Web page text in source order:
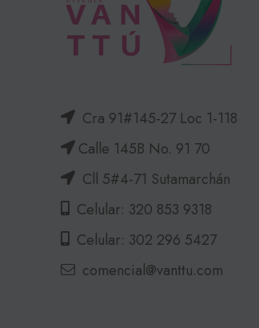
Cra 91#145-27 Loc 1-118
Calle 145B No. 91 70
Cll 5#4-71 Sutamarchán
Celular: 320 853 9318
Celular: 302 296 5427
comencial@vanttu.com